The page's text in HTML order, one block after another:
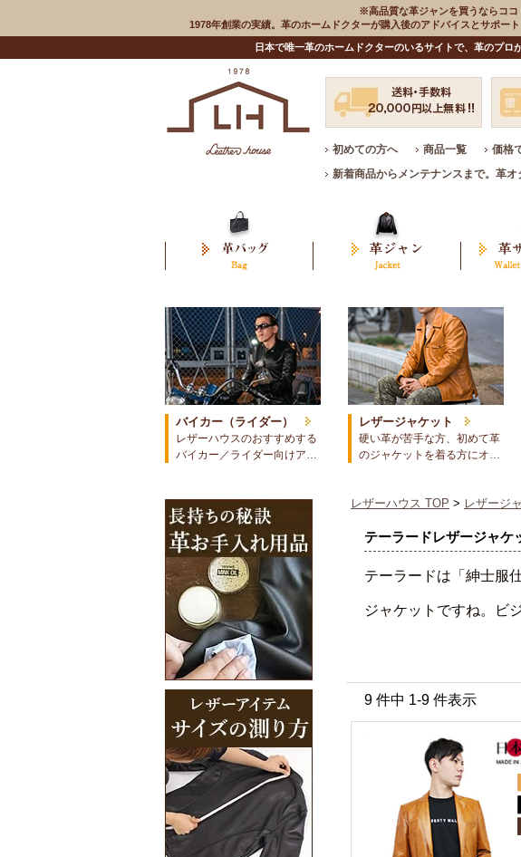
※高品質な革ジャンを買うならココ
1978年創業の実績。革のホームドクターが購入後のアドバイスとサポー
日本で唯一革のホームドクターのいるサイトで、革のプロ
初めての方へ 商品一覧 価格
新着商品からメンテナンスまで。革
バイカー（ライダー）
レザーハウスのおすすめする
バイカー／ライダー向けア…
レザージャケット
硬い革が苦手な方、初めて革
のジャケットを着る方にオ…
レザーハウス TOP > レザージ
テーラードレザージャケ
テーラードは「紳士服
ジャケットですね。ビ
9 件中 1-9 件表示